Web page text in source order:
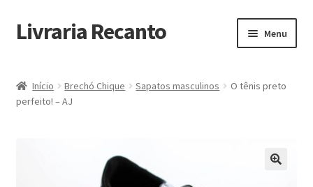
Pular
para
Pular
para
conteúdo
Livraria Recanto Menu
Carrinho
Início Brechó Chique Sapatos masculinos
O tênis preto
perfeito! – AJ